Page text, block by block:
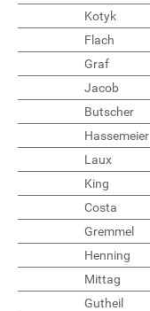
Kotyk
Flach
Graf
Jacob
Butscher
Hassemeier
Laux
King
Costa
Gremmel
Henning
Mittag
Gutheil